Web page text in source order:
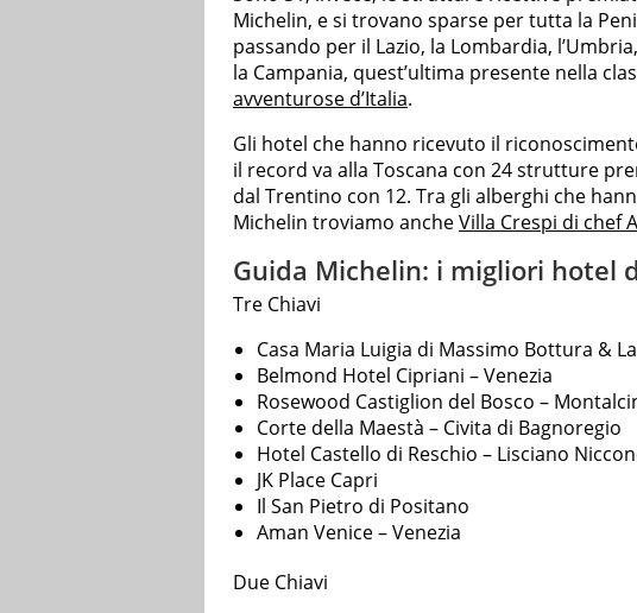
Michelin, e si trovano sparse per tutta la
passando per il Lazio, la Lombardia,
la Campania, quest’ultima presente nella
avventurose d’Italia.
Gli hotel che hanno ricevuto il
il record va alla Toscana con 24 strutture
dal Trentino con 12. Tra gli alberghi che
Michelin troviamo ancheVilla Crespi di chef
Guida Michelin: i migliori hotel
Tre Chiavi
Casa Maria Luigia di Massimo Bottura &
Belmond Hotel Cipriani – Venezia
Rosewood Castiglion del Bosco –
Corte della Maestà – Civita di Bagnoregio
Hotel Castello di Reschio – Lisciano
JK Place Capri
Il San Pietro di Positano
Aman Venice – Venezia
Due Chiavi